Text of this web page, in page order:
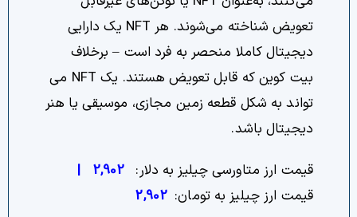
تعویض شناخته می‌شوند. هر NFT یک دارایی
دیجیتال کاملا منحصر به فرد است – برخلاف
بیت کوین که قابل تعویض هستند. یک NFT می
تواند به شکل قطعه زمین مجازی، موسیقی یا هنر
دیجیتال باشد.
قیمت ارز متاورسی چیلیز به دلار: 2,902
|
قیمت ارز چیلیز به تومان: 2,902